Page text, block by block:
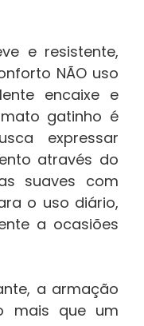
e resistente,
NÃO uso
encaixe e
gatinho é
expressar
através do
suaves com
o uso diário,
a ocasiões
a armação
mais que um